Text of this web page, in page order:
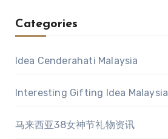
Categories
Idea Cenderahati Malaysia
Interesting Gifting Idea Malaysia
马来西亚38女神节礼物资讯